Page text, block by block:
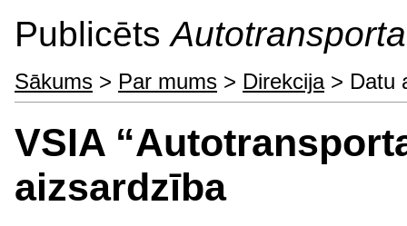
Publicēts
Sākums > Par mums > Direkcija> Datu
VSIA
aizsardzība